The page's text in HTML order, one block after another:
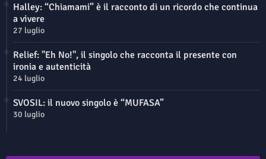
Halley: “Chiamami” è il racconto di un ricordo che continua
a vivere
27 luglio
Relief: "Eh No!", il singolo che racconta il presente con
ironia e autenticità
24 luglio
SVOSIL: il nuovo singolo è “MUFASA”
30 luglio